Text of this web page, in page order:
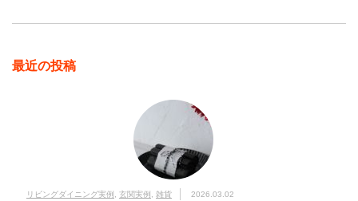
最近の投稿
リビングダイニング実例 玄関実例 雑貨 2026.03.02